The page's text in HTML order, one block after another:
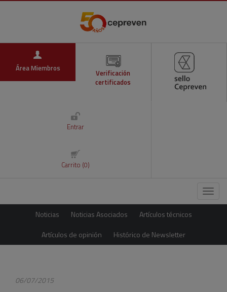
Área Miembros
Verificación
certificados
Entrar
Carrito (0)
Menú
Noticias Noticias Asociados
Artículos técnicos
Artículos de opinión
Histórico de Newsletter
06/07/2015